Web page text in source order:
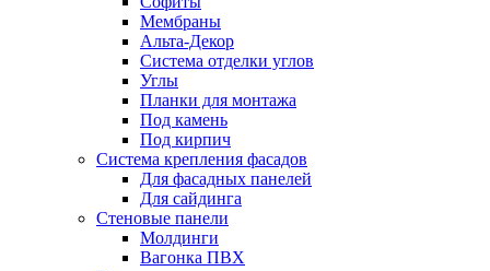
Мембраны
Альта-Декор
Система отделки углов
Углы
Планки для монтажа
Под камень
Под кирпич
Система крепления фасадов
Для фасадных панелей
Для сайдинга
Стеновые панели
Молдинги
Вагонка ПВХ